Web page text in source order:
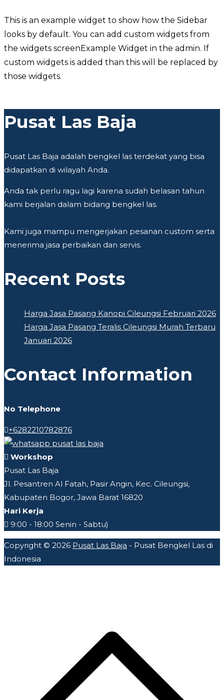
This is an example widget to show how the Sidebar
looks by default. You can add custom widgets from
the widgets screenExample Widget in the admin. If
custom widgets is added than this will be replaced by
those widgets.
Pusat Las Baja
Pusat Las Baja adalah bengkel las terdekat yang bisa
didapatkan di wilayah Anda.
Anda tak perlu ragu lagi karena sudah belasan tahun
kami berjalan dalam bidang bengkel las.
Kami juga mampu mengerjakan pesanan custom serta
menerima jasa perbaikan dan servis.
Recent Posts
Harga Jasa Pasang Kanopi Cileungsi Februari 2026
Harga Jasa Pasang Teralis Cileungsi Murah Terbaru
Januari 2026
Contact Information
No Telephone
+6282210782876
Workshop
Pusat Las Baja
Jl. Pesantren Al Fatah, Pasir Angin, Kec. Cileungsi,
Kabupaten Bogor, Jawa Barat 16820
Hari Kerja
9:00 - 18:00 Senin - Sabtu)
Copyright © 2026 Pusat Las Baja - Pusat Bengkel Las di
Indonesia